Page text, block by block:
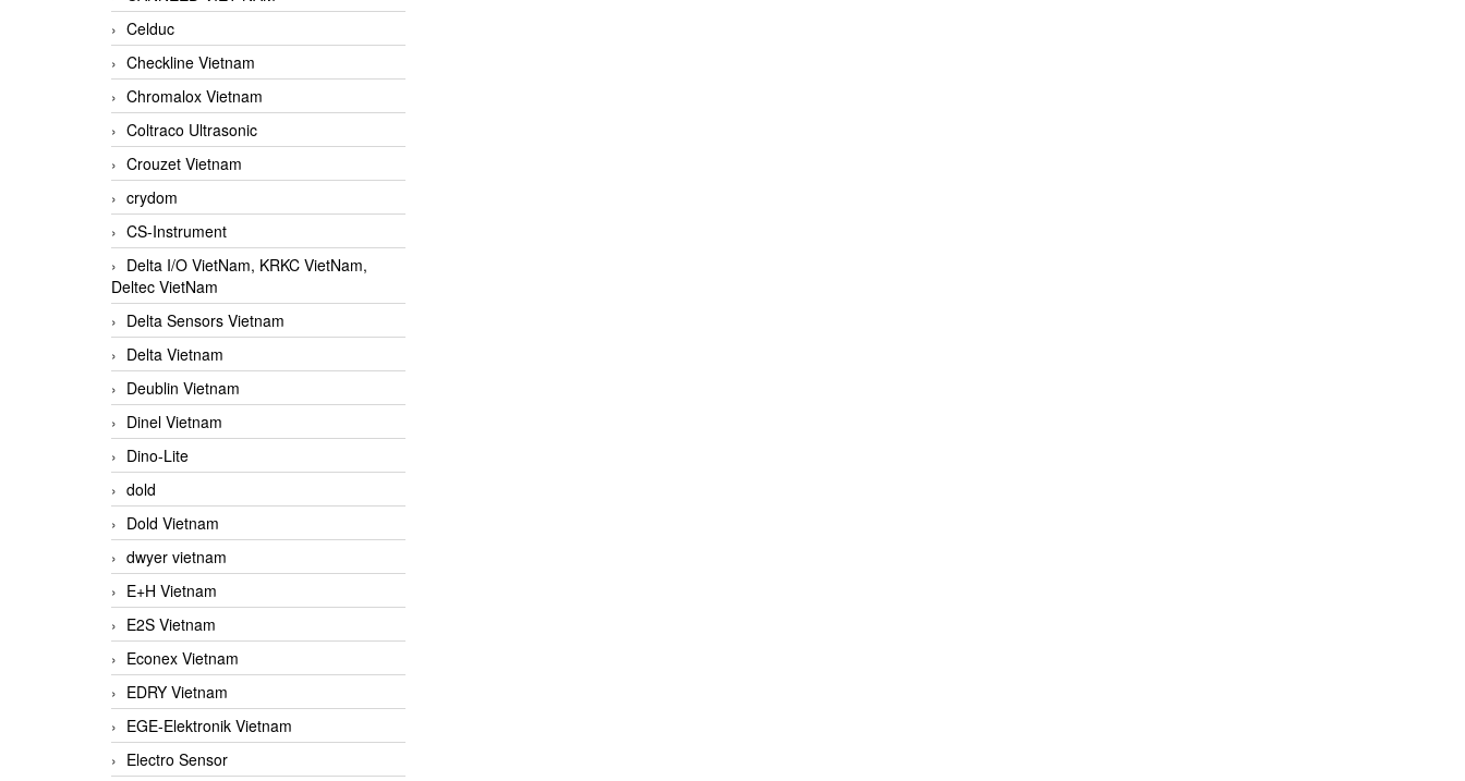
Celduc
Checkline Vietnam
Chromalox Vietnam
Coltraco Ultrasonic
Crouzet Vietnam
crydom
CS-Instrument
Delta I/O VietNam, KRKC VietNam,
Deltec VietNam
Delta Sensors Vietnam
Delta Vietnam
Deublin Vietnam
Dinel Vietnam
Dino-Lite
dold
Dold Vietnam
dwyer vietnam
E+H Vietnam
E2S Vietnam
Econex Vietnam
EDRY Vietnam
EGE-Elektronik Vietnam
Electro Sensor